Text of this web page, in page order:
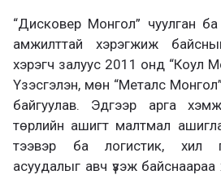
“Дисковер Монгол” чуулган ба
амжилттай хэрэгжиж
хэрэгч залуус 2011 онд “Коул
Үзэсгэлэн, мөн “Металс
байгуулав. Эдгээр арга
төрлийн ашигт малтмал
тээвэр ба логистик, хил
асуудалыг авч үзэж